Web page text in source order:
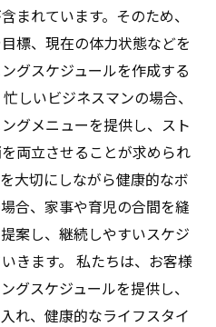
まれています。そのため、
標、現在の体力状態などを
グスケジュールを作成する
しいビジネスマンの場合、
グメニューを提供し、スト
両立させることが求められ
大切にしながら健康的なボ
合、家事や育児の合間を縫
案し、継続しやすいスケジ
きます。 私たちは、お客様
グスケジュールを提供し、
れ、健康的なライフスタイ